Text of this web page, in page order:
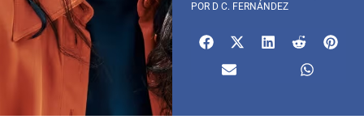
POR D C. FERNÁNDEZ